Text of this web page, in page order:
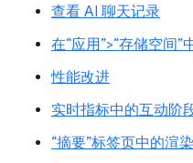
查看 AI 聊天记录
在“应用”>“存储空间
性能改进
实时指标中的互动阶
“摘要”标签页中的渲